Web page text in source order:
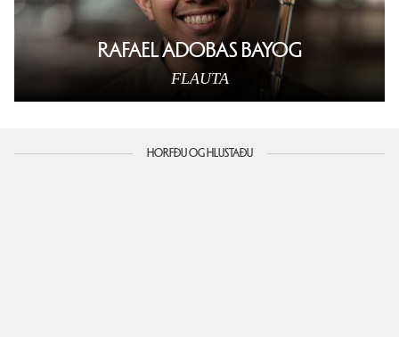
RAFAEL ADOBAS BAYOG
FLAUTA
HORFÐU OG HLUSTAÐU